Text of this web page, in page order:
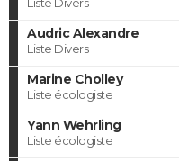
Audric Alexandre
Liste Divers
Marine Cholley
Liste écologiste
Yann Wehrling
Liste écologiste